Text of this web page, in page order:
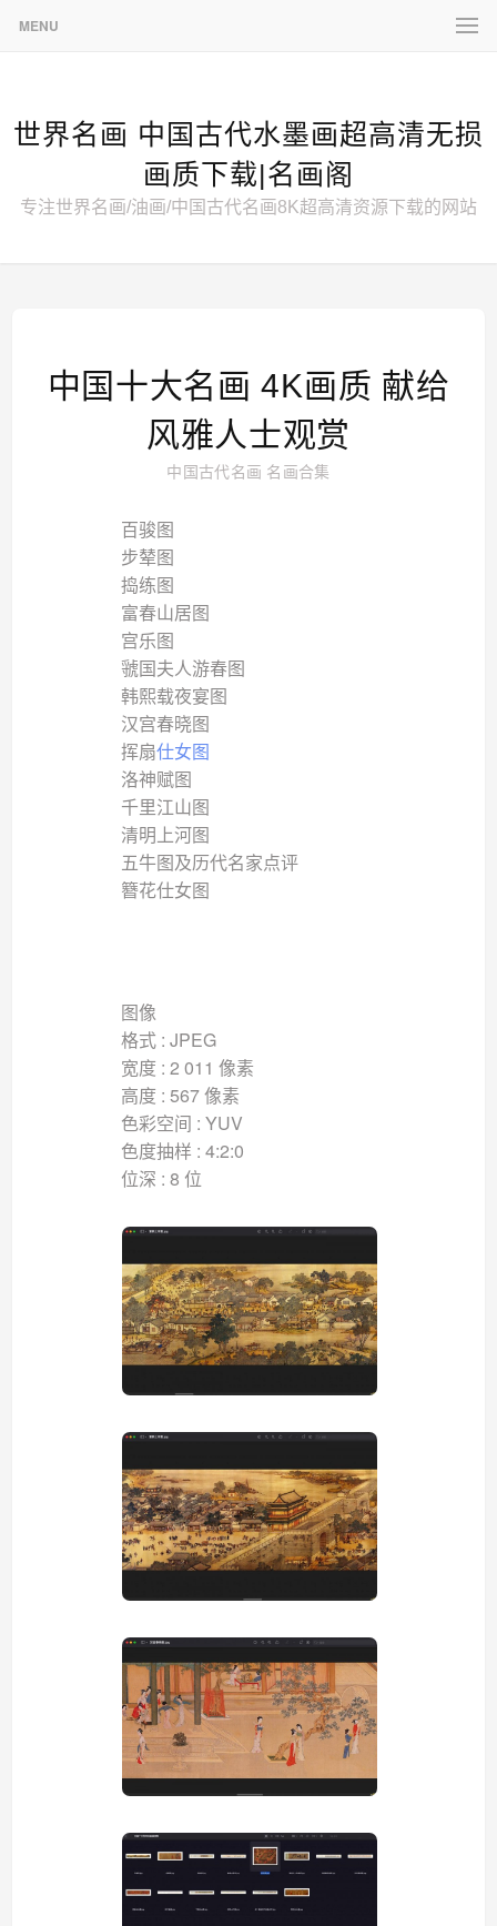
MENU
世界名画 中国古代水墨画超高清无损
画质下载|名画阁
专注世界名画/油画/中国古代名画8K超高清资源下载的网站
中国十大名画 4K画质 献给
风雅人士观赏
中国古代名画 名画合集
百骏图
步辇图
捣练图
富春山居图
宫乐图
虢国夫人游春图
韩熙载夜宴图
汉宫春晓图
挥扇仕女图
洛神赋图
千里江山图
清明上河图
五牛图及历代名家点评
簪花仕女图
图像
格式 : JPEG
宽度 : 2 011 像素
高度 : 567 像素
色彩空间 : YUV
色度抽样 : 4:2:0
位深 : 8 位